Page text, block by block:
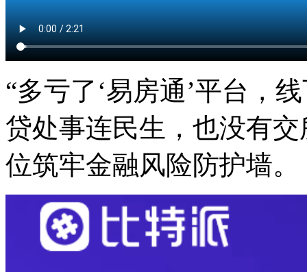
“多亏了‘易房通’平台，
贷处事连民生，也没有
位筑牢金融风险防护墙。